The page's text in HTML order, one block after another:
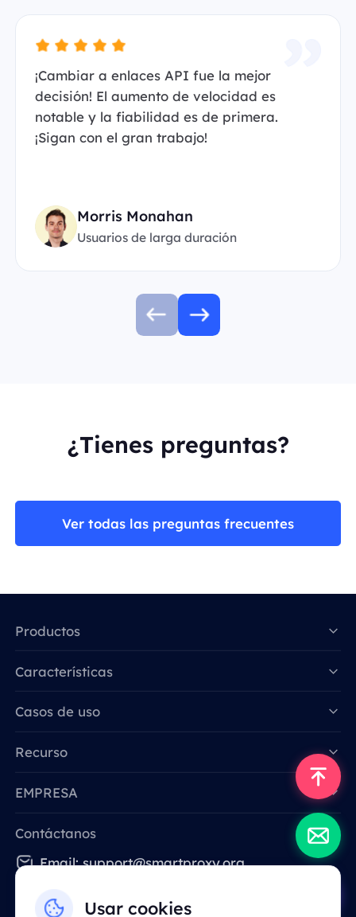
¡Cambiar a enlaces API fue la mejor
decisión! El aumento de velocidad es
notable y la fiabilidad es de primera.
¡Sigan con el gran trabajo!
Morris Monahan
Usuarios de larga duración
¿Tienes preguntas?
Ver todas las preguntas frecuentes
Usar cookies
Productos
Características
Casos de uso
Recurso
EMPRESA
Contáctanos
Email: support@smartproxy.org